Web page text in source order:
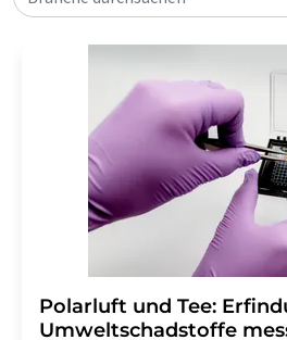
Polarluft und Tee:
Umweltschadstoffe